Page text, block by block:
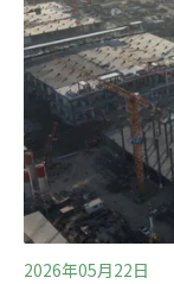
下一個個小水窪
裡飄著死魚的味
集到僅存的水窪
與水桶，將存活
替牠們爭取一線
李坪鍵表示，「
已來不及救，就
題。」除了缺水
2026年05月22日